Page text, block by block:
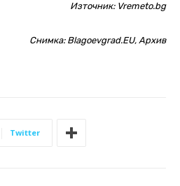
Източник: Vremeto.bg
Снимка: Blagoevgrad.EU, Архив
Twitter